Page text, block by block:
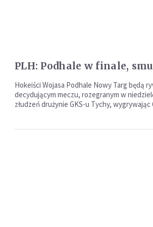
PLH: Podhale w finale,
Hokeiści Wojasa Podhale Nowy Targ będą
decydującym meczu, rozegranym w
złudzeń drużynie GKS-u Tychy, wygrywając